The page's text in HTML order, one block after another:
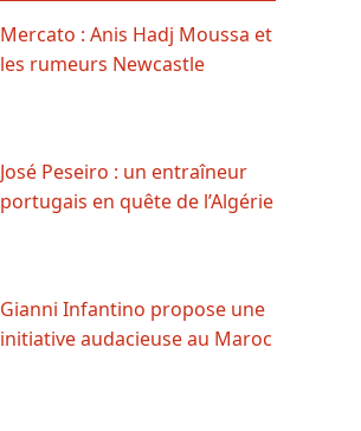
Mercato : Anis Hadj Moussa et
les rumeurs Newcastle
José Peseiro : un entraîneur
portugais en quête de l’Algérie
Gianni Infantino propose une
initiative audacieuse au Maroc